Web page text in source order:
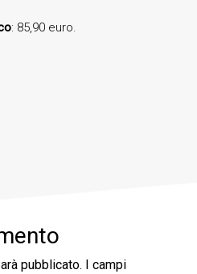
: 85,90 euro.
pubblicato.
I campi